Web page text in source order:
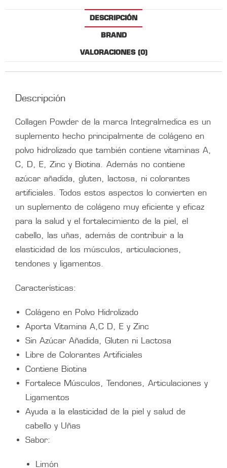
DESCRIPCIÓN
BRAND
VALORACIONES (0)
Descripción
Collagen Powder de la marca Integralmedica es un
suplemento hecho principalmente de colágeno en
polvo hidrolizado que también contiene vitaminas A,
C, D, E, Zinc y Biotina. Además no contiene
azúcar añadida, gluten, lactosa, ni colorantes
artificiales. Todos estos aspectos lo convierten en
un suplemento de colágeno muy eficiente y eficaz
para la salud y el fortalecimiento de la piel, el
cabello, las uñas, además de contribuir a la
elasticidad de los músculos, articulaciones,
tendones y ligamentos.
Características:
Colágeno en Polvo Hidrolizado
Aporta Vitamina A,C D, E y Zinc
Sin Azúcar Añadida, Gluten ni Lactosa
Libre de Colorantes Artificiales
Contiene Biotina
Fortalece Músculos, Tendones, Articulaciones y
Ligamentos
Ayuda a la elasticidad de la piel y salud de
cabello y Uñas
Sabor:
Limón